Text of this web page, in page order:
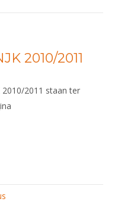
2010/2011
2011 staan ter